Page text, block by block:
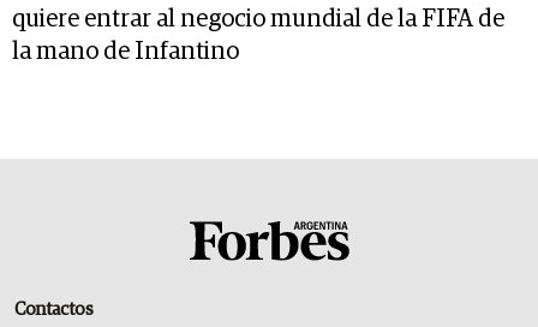
quiere entrar al negocio mundial de la FIFA de
la mano de Infantino
Contactos